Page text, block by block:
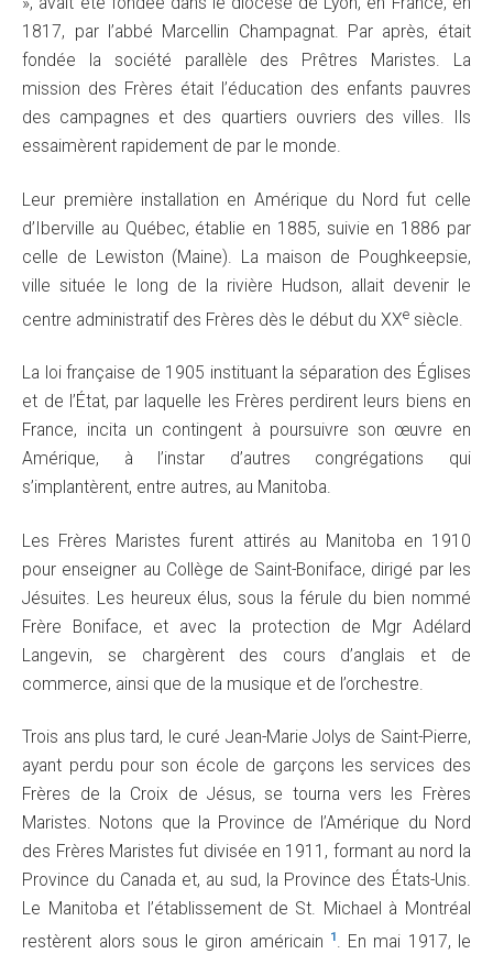
1817, par l’abbé Marcellin Champagnat. Par après, était
fondée la société parallèle des Prêtres Maristes. La
mission des Frères était l’éducation des enfants pauvres
des campagnes et des quartiers ouvriers des villes. Ils
essaimèrent rapidement de par le monde.
Leur première installation en Amérique du Nord fut celle
d’Iberville au Québec, établie en 1885, suivie en 1886 par
celle de Lewiston (Maine). La maison de Poughkeepsie,
ville située le long de la rivière Hudson, allait devenir le
centre administratif des Frères dès le début du XXe siècle.
La loi française de 1905 instituant la séparation des Églises
et de l’État, par laquelle les Frères perdirent leurs biens en
France, incita un contingent à poursuivre son œuvre en
Amérique, à l’instar d’autres congrégations qui
s’implantèrent, entre autres, au Manitoba.
Les Frères Maristes furent attirés au Manitoba en 1910
pour enseigner au Collège de Saint-Boniface, dirigé par les
Jésuites. Les heureux élus, sous la férule du bien nommé
Frère Boniface, et avec la protection de Mgr Adélard
Langevin, se chargèrent des cours d’anglais et de
commerce, ainsi que de la musique et de l’orchestre.
Trois ans plus tard, le curé Jean-Marie Jolys de Saint-Pierre,
ayant perdu pour son école de garçons les services des
Frères de la Croix de Jésus, se tourna vers les Frères
Maristes. Notons que la Province de l’Amérique du Nord
des Frères Maristes fut divisée en 1911, formant au nord la
Province du Canada et, au sud, la Province des États-Unis.
Le Manitoba et l’établissement de St. Michael à Montréal
restèrent alors sous le giron américain
1 . En mai 1917, le